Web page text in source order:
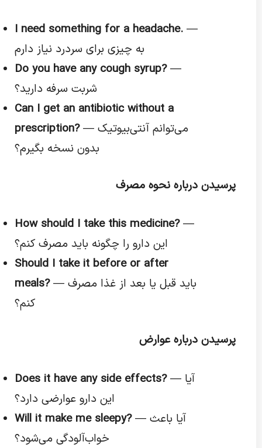
I need something for a headache.—
به چیزی برای سردرد نیاز دارم
Do you have any cough syrup?—
شربت سرفه دارید؟
Can I get an antibiotic without a
prescription?— می‌توانم آنتی‌بیوتیک
بدون نسخه بگیرم؟
پرسیدن درباره نحوه مصرف
How should I take this medicine?—
این دارو را چگونه باید مصرف کنم؟
Should I take it before or after
meals?— باید قبل یا بعد از غذا مصرف
کنم؟
پرسیدن درباره عوارض
Does it have any side effects?— آیا
این دارو عوارضی دارد؟
Will it make me sleepy?— آیا باعث
خواب‌آلودگی می‌شود؟